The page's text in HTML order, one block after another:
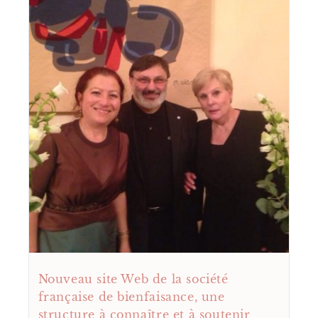
Nouveau site Web de la société
française de bienfaisance, une
structure à connaître et à soutenir